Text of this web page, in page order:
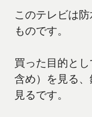
このテレビは
ものです。
買った目的と
含め）を見る
見るです。